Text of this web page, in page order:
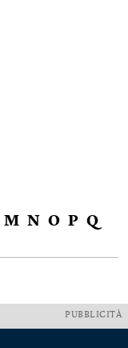
M N O P Q
PUBBLICITÀ